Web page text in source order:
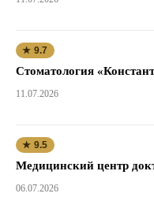
★ 9.7
Стоматология
11.07.2026
★ 9.5
Медицинский центр
06.07.2026